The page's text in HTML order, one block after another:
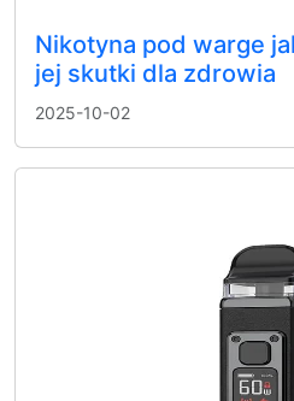
Nikotyna pod warge
jej skutki dla zdrowia
2025-10-02